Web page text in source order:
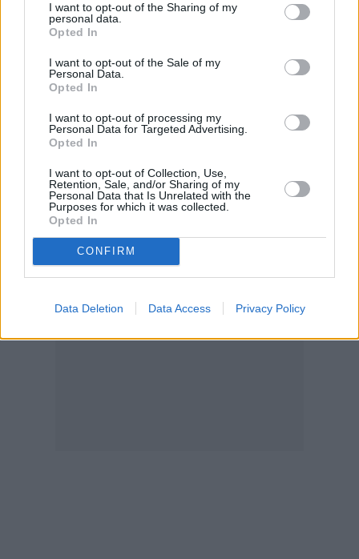
I want to opt-out of the Sharing of my
personal data.
Opted In
I want to opt-out of the Sale of my
Personal Data.
Opted In
I want to opt-out of processing my
Personal Data for Targeted Advertising.
Opted In
I want to opt-out of Collection, Use,
Retention, Sale, and/or Sharing of my
Personal Data that Is Unrelated with the
Purposes for which it was collected.
Opted In
CONFIRM
Data Deletion Data Access Privacy Policy
ως γύρος του Παγκοσμίου Πρωταθλήματος της Formula 1.
Μέχρι σήμερα, ο αγώνας έχει διεξαχθεί σε πέντε
διαφορετικές πίστες από την πρώτη του διοργάνωση το
1951: δύο φορές στο Pedralbes, τέσσερις φορές στο
Jarama και τριάντα πέντε στη Βαρκελώνη. Δύο οδηγοί
ισοβαθμούν στην κορυφή με τον μεγαλύτερο αριθμό νικών
στο ισπανικό Grand Prix: ο Σουμάχερ και ο Χάμιλτον,
Φερστάπεν, ο οποίος βρίσκεται στις τέσσερις. Η Ferrari είναι
ο πιο επιτυχημένος κατασκευαστής με 12 νίκες και
ακολουθεί η McLaren με εννέα.